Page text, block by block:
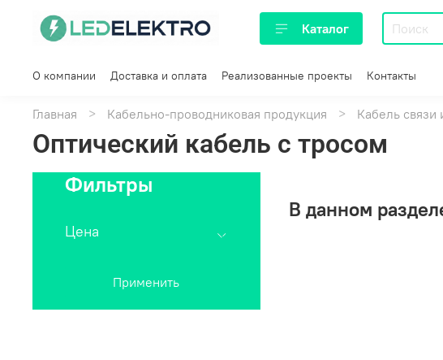
Каталог
О компании Доставка и оплата Реализованные проекты Контакты
Главная Кабельно-проводниковая продукция Кабель связи
Оптический кабель с тросом
В данном
Фильтры
Цена
Применить